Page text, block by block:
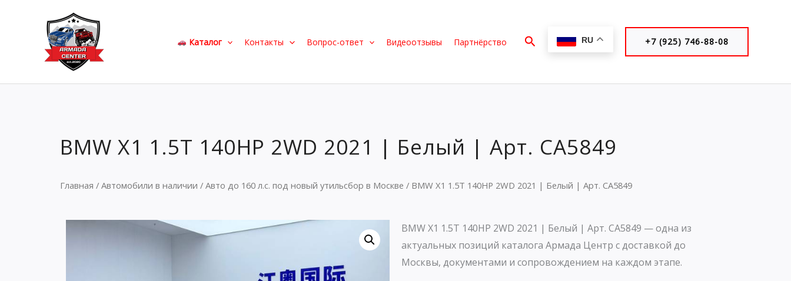
содержимому
Каталог Контакты Вопрос-ответ Видеоотзывы Партнёрство Поиск RU +7 (925) 746-88-08
BMW X1 1.5T 140HP 2WD 2021 | Белый | Арт. CA5849
Главная / Автомобили в наличии / Авто до 160 л.с. под новый утильсбор в Москве / BMW X1 1.5T 140HP 2WD 2021 | Белый | Арт. CA5849
BMW X1 1.5T 140HP 2WD 2021 | Белый | Арт. CA5849 — одна из
актуальных позиций каталога Армада Центр с доставкой до
Москвы, документами и сопровождением на каждом этапе.